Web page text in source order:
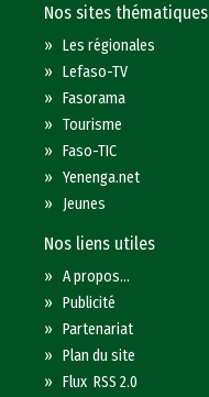
Nos sites thématiques
»Les régionales
»Lefaso-TV
»Fasorama
»Tourisme
»Faso-TIC
»Yenenga.net
» Jeunes
Nos liens utiles
»A propos...
»Publicité
»Partenariat
»Plan du site
»Flux RSS 2.0